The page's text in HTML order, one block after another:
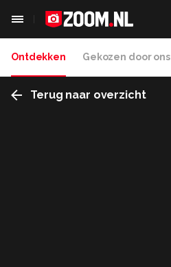
Ontdekken Gekozen door ons
Terug naar overzicht